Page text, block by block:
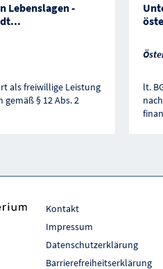
Lebenslagen -
...
als freiwillige Leistung
§ 12 Abs. 2
lt.
Kontakt
Impressum
Datenschutzerklärung
Barrierefreiheitserklärung